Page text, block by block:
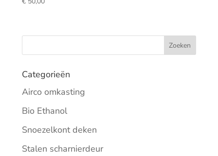
Categorieën
Airco omkasting
Bio Ethanol
Snoezelkont deken
Stalen scharnierdeur